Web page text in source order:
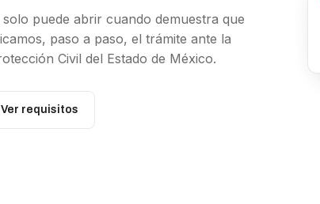
puede abrir cuando demuestra que
paso a paso, el trámite ante la
Civil del Estado de México.
Ver requisitos